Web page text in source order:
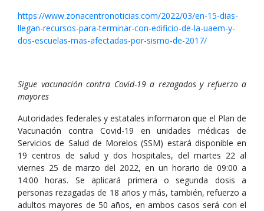
https://www.zonacentronoticias.com/2022/03/en-15-dias-
llegan-recursos-para-terminar-con-edificio-de-la-uaem-y-
dos-escuelas-mas-afectadas-por-sismo-de-2017/
Sigue vacunación contra Covid-19 a rezagados y refuerzo a
mayores
Autoridades federales y estatales informaron que el Plan de
Vacunación contra Covid-19 en unidades médicas de
Servicios de Salud de Morelos (SSM) estará disponible en
19 centros de salud y dos hospitales, del martes 22 al
viernes 25 de marzo del 2022, en un horario de 09:00 a
14:00 horas. Se aplicará primera o segunda dosis a
personas rezagadas de 18 años y más, también, refuerzo a
adultos mayores de 50 años, en ambos casos será con el